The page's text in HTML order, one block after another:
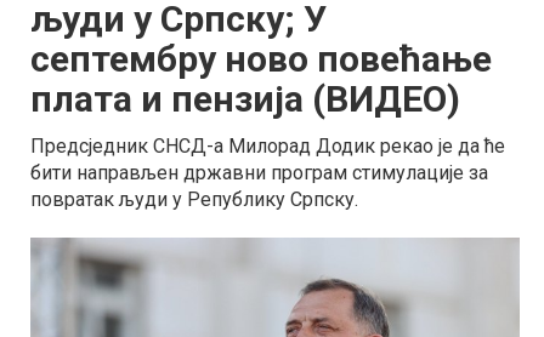
људи у Српску; У
септембру ново повећање
плата и пензија (ВИДЕО)
Предсједник СНСД-а Милорад Додик рекао је да ће
бити направљен државни програм стимулације за
повратак људи у Републику Српску.